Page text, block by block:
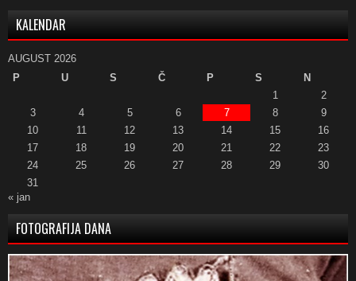
KALENDAR
AUGUST 2026
P
U S Č P S
N
1
2
3
4 5 6 7 8
9
10
11 12 13 14 15
16
17
18 19 20 21 22
23
24
25 26 27 28 29
30
31
« jan
FOTOGRAFIJA DANA